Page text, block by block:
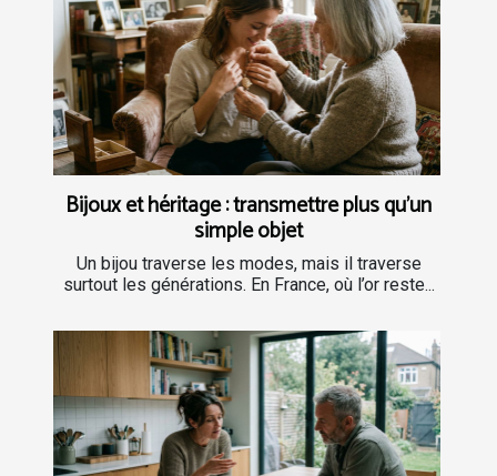
Bijoux et héritage : transmettre plus qu’un
simple objet
Un bijou traverse les modes, mais il traverse
surtout les générations. En France, où l’or reste...